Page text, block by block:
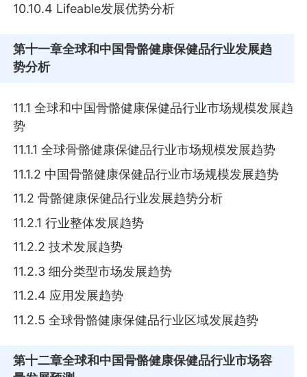
10.10.4 Lifeable发展优势分析
第十一章全球和中国骨骼健康保健品行业发展趋
势分析
11.1 全球和中国骨骼健康保健品行业市场规模发展趋
势
11.1.1 全球骨骼健康保健品行业市场规模发展趋势
11.1.2 中国骨骼健康保健品行业市场规模发展趋势
11.2 骨骼健康保健品行业发展趋势分析
11.2.1 行业整体发展趋势
11.2.2 技术发展趋势
11.2.3 细分类型市场发展趋势
11.2.4 应用发展趋势
11.2.5 全球骨骼健康保健品行业区域发展趋势
第十二章全球和中国骨骼健康保健品行业市场容